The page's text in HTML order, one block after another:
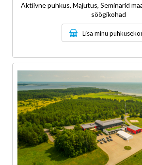
Aktiivne puhkus, Majutus, Seminarid
söögikohad
Lisa minu